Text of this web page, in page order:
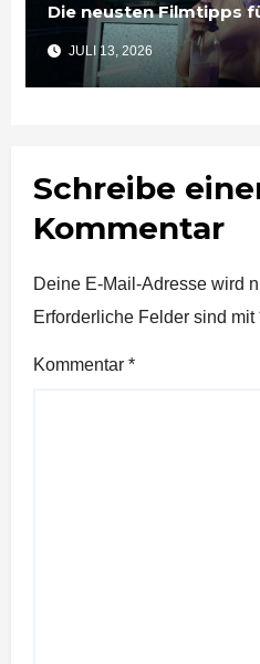
Die neusten Filmtipps
JULI 13, 2026
Schreibe
Kommentar
Deine E-Mail-Adresse wird
Erforderliche Felder sind mit
Kommentar *